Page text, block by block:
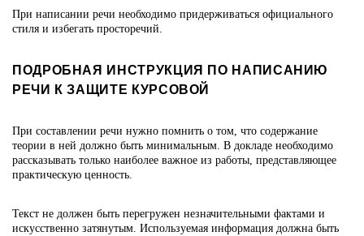
При написании речи необходимо придерживаться официального
стиля и избегать просторечий.
ПОДРОБНАЯ ИНСТРУКЦИЯ ПО НАПИСАНИЮ
РЕЧИ К ЗАЩИТЕ КУРСОВОЙ
При составлении речи нужно помнить о том, что содержание
теории в ней должно быть минимальным. В докладе необходимо
рассказывать только наиболее важное из работы, представляющее
практическую ценность.
Текст не должен быть перегружен незначительными фактами и
искусственно затянутым. Используемая информация должна быть